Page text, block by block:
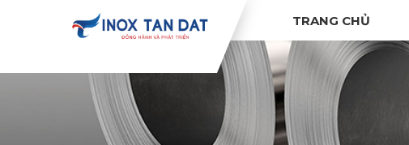
TRANG CHỦ